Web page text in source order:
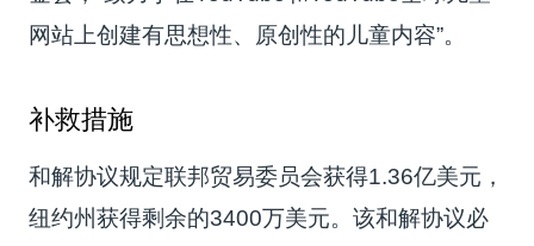
网站上创建有思想性、原创性的儿童内容”。
补救措施
和解协议规定联邦贸易委员会获得1.36亿美元，
纽约州获得剩余的3400万美元。该和解协议必